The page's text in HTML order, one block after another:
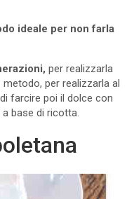
ideale per non farla
per realizzarla
per realizzarla al
farcire poi il dolce con
base di ricotta.